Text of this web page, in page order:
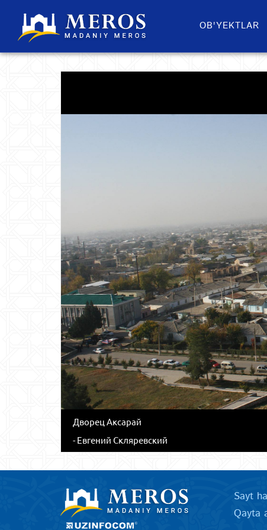
OB'YEKTLAR​
Дворец Аксарай
- Евгений Скляревский
Sayt
Qayta